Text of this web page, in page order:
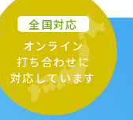
全国対応
オンライン
打ち合わせに
対応しています